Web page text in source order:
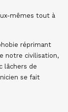
mêmes tout à
réprimant
notre civilisation,
lâchers de
se fait